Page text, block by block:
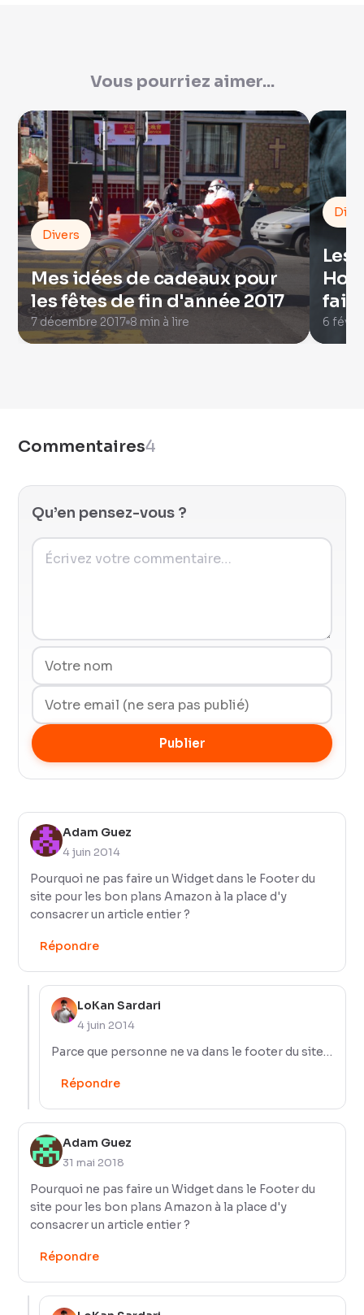
Vous pourriez aimer...
Divers
Mes idées de cadeaux pour
les fêtes de fin d'année 2017
7 décembre 2017 8 min à lire
Les
fait
6
Commentaires4
Qu’en pensez-vous ?
Publier
Adam Guez
4 juin 2014
Pourquoi ne pas faire un Widget dans le Footer du
site pour les bon plans Amazon à la place d'y
consacrer un article entier ?
Répondre
LoKan Sardari
4 juin 2014
Parce que personne ne va dans le footer du site…
Répondre
Adam Guez
31 mai 2018
Pourquoi ne pas faire un Widget dans le Footer du
site pour les bon plans Amazon à la place d'y
consacrer un article entier ?
Répondre